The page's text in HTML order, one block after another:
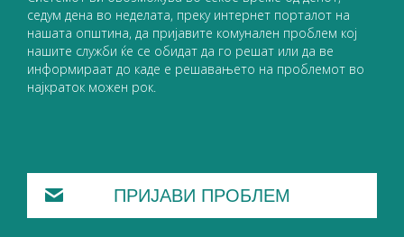
седум дена во неделата, преку интернет порталот на
нашата општина, да пријавите комунален проблем кој
нашите служби ќе се обидат да го решат или да ве
информираат до каде е решавањето на проблемот во
најкраток можен рок.
ПРИЈАВИ ПРОБЛЕМ